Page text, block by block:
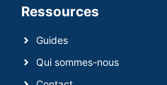
Ressources
Guides
Qui sommes-nous